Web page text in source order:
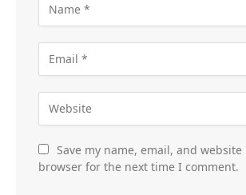
Save my name, email, and
browser for the next time I comment.